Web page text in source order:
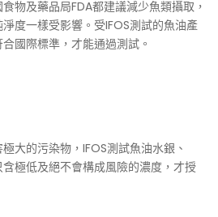
物及藥品局FDA都建議減少魚類攝取，
度一樣受影響。受IFOS測試的魚油產
國際標準，才能通過測試。
大的污染物，IFOS測試魚油水銀、
極低及絕不會構成風險的濃度，才授